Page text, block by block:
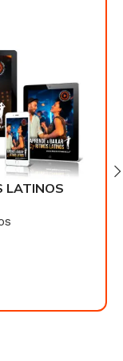
LATINOS